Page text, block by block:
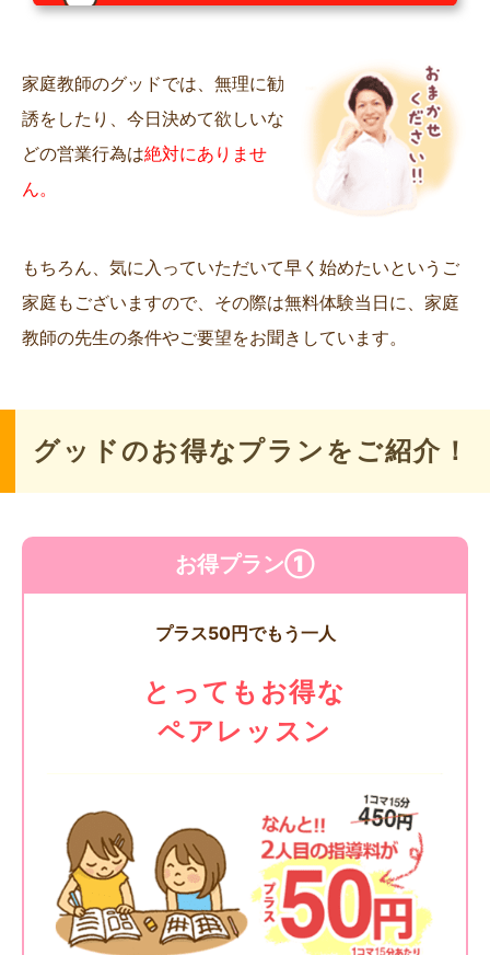
家庭教師のグッドでは、無理に勧
誘をしたり、今日決めて欲しいな
どの営業行為は絶対にありませ
ん。
もちろん、気に入っていただいて早く始めたいというご
家庭もございますので、その際は無料体験当日に、家庭
教師の先生の条件やご要望をお聞きしています。
グッドのお得なプランをご紹介！
お得プラン①
プラス50円でもう一人
とってもお得な
ペアレッスン